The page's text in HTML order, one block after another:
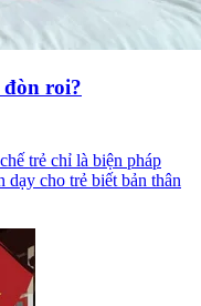
đòn roi?
trẻ chỉ là biện pháp
dạy cho trẻ biết bản thân